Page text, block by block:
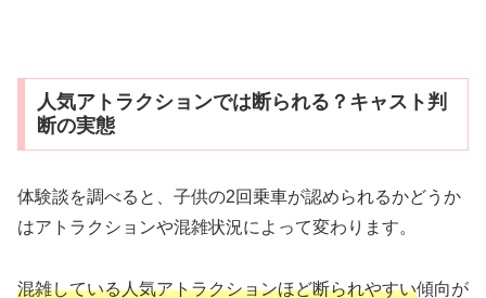
人気アトラクションでは断られる？キャスト判
断の実態
体験談を調べると、子供の2回乗車が認められるかどうか
はアトラクションや混雑状況によって変わります。
混雑している人気アトラクションほど断られやすい傾向が